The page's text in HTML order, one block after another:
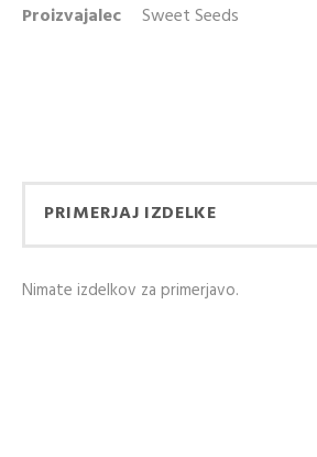
Proizvajalec
Sweet Seeds
PRIMERJAJ IZDELKE
Nimate izdelkov za primerjavo.
veliko prednosti:
Ogled stanja
Zgodovina slednja